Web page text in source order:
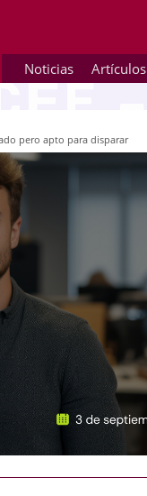
Noticias Artículos
pero apto para disparar